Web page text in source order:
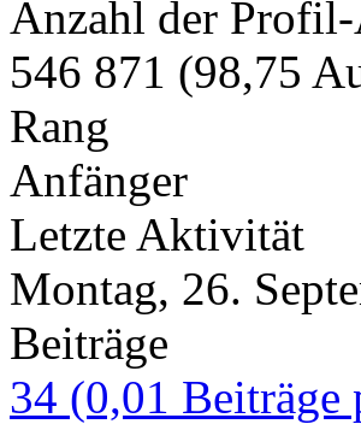
Anzahl der
546 871 (98,75
Rang
Anfänger
Letzte Aktivität
Montag, 26.
Beiträge
34 (0,01 Beiträge